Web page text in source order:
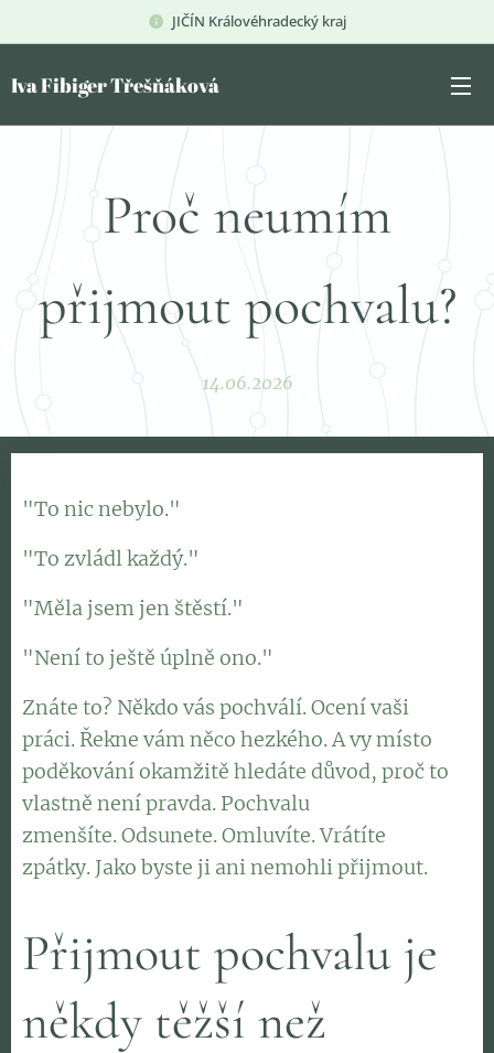
JIČÍN Královéhradecký kraj
Iva Fibiger Třešňáková
Proč neumím
přijmout pochvalu?
14.06.2026
"To nic nebylo."
"To zvládl každý."
"Měla jsem jen štěstí."
"Není to ještě úplně ono."
Znáte to? Někdo vás pochválí. Ocení vaši
práci. Řekne vám něco hezkého. A vy místo
poděkování okamžitě hledáte důvod, proč to
vlastně není pravda. Pochvalu
zmenšíte. Odsunete. Omluvíte. Vrátíte
zpátky. Jako byste ji ani nemohli přijmout.
Přijmout pochvalu je
někdy těžší než